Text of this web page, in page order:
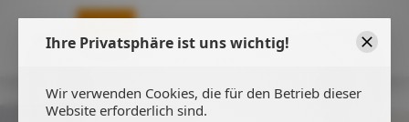
Ihre Privatsphäre ist uns wichtig!
Wir verwenden Cookies, die für den Betrieb dieser
Website erforderlich sind.